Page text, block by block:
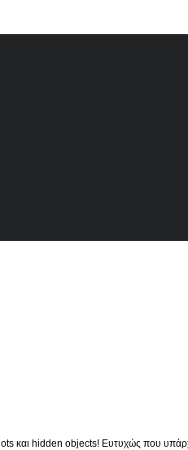
και hidden objects! Ευτυχώς που